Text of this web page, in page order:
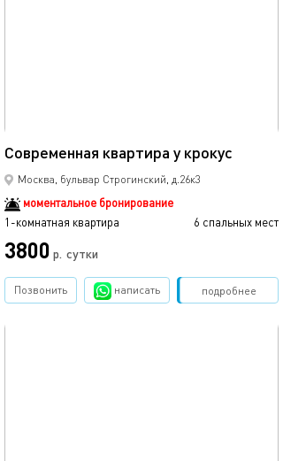
Современная квартира у крокус
Москва, бульвар Строгинский, д.26к3
моментальное бронирование
1-комнатная квартира
6 спальных мест
3800 р. сутки
подробнее
Позвонить написать Забронировать